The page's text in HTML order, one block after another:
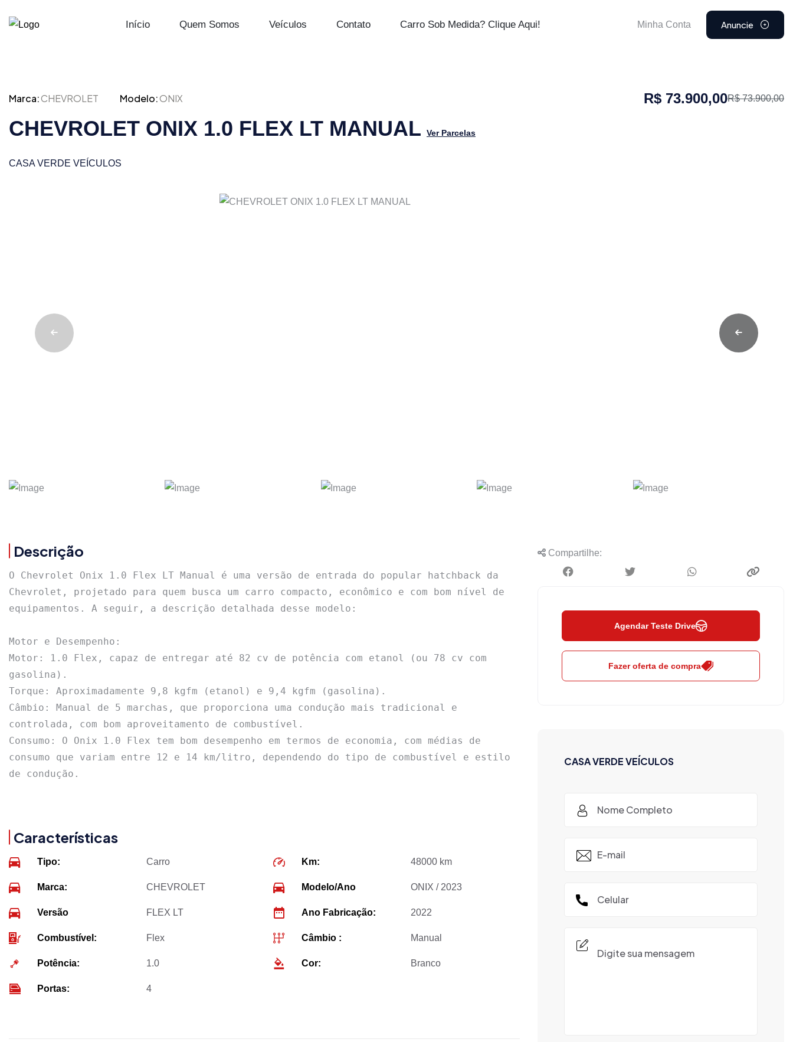
Início Quem Somos Veículos Contato Carro Sob Medida? Clique Aqui! Minha Conta Anuncie
Marca:CHEVROLET Modelo:ONIX
CHEVROLET ONIX 1.0 FLEX LT MANUAL Ver Parcelas
CASA VERDE VEÍCULOS
R$ 73.900,00R$ 73.900,00
Descrição
O Chevrolet Onix 1.0 Flex LT Manual é uma versão de entrada do popular hatchback da
Chevrolet, projetado para quem busca um carro compacto, econômico e com bom nível de
equipamentos. A seguir, a descrição detalhada desse modelo:
Motor e Desempenho:
Motor: 1.0 Flex, capaz de entregar até 82 cv de potência com etanol (ou 78 cv com
gasolina).
Torque: Aproximadamente 9,8 kgfm (etanol) e 9,4 kgfm (gasolina).
Câmbio: Manual de 5 marchas, que proporciona uma condução mais tradicional e
controlada, com bom aproveitamento de combustível.
Consumo: O Onix 1.0 Flex tem bom desempenho em termos de economia, com médias de
consumo que variam entre 12 e 14 km/litro, dependendo do tipo de combustível e estilo
de condução.
Características
Tipo: Carro Km: 48000 km
Marca: CHEVROLET Modelo/Ano ONIX / 2023
Versão FLEX LT Ano Fabricação: 2022
Combustível: Flex Câmbio : Manual
Potência: 1.0 Cor: Branco
Portas: 4
Compartilhe:
Agendar Teste Drive
Fazer oferta de compra
CASA VERDE VEÍCULOS